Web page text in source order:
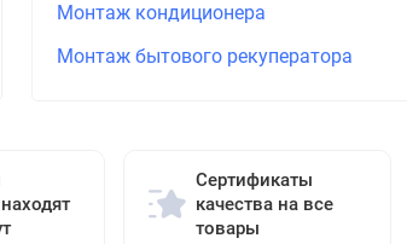
Монтаж кондиционера
Монтаж бытового рекуператора
Сертификаты
качества на все
товары